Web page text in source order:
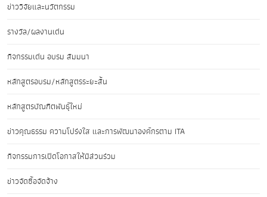
ข่าววิจัยและนวัตกรรม
รางวัล/ผลงานเด่น
กิจกรรมเด่น อบรม สัมมนา
หลักสูตรอบรม/หลักสูตรระยะสั้น
หลักสูตรบัณฑิตพันธุ์ใหม่
ข่าวคุณธรรม ความโปร่งใส และการพัฒนาองค์กรตาม ITA
กิจกรรมการเปิดโอกาสให้มีส่วนร่วม
ข่าวจัดซื้อจัดจ้าง